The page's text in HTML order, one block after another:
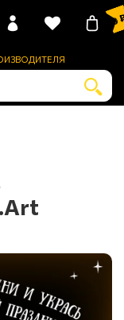
0